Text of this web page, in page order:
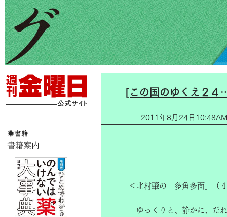
[この国のゆくえ２
2011年8月24日
＜北村肇の「多角多面」（
ゆっくりと、静かに、だ